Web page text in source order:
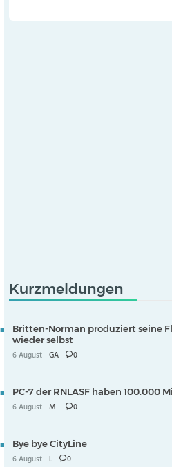
Kurzmeldungen
Britten-Norman produziert seine
wieder selbst
6 August -GA- 0
PC-7 der RNLASF haben 100.000
6 August -M-- 0
Bye bye CityLine
6 August -L- 0